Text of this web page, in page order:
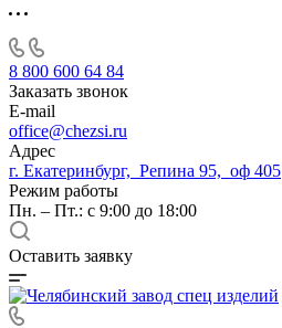
8 800 600 64 84
Заказать звонок
E-mail
office@chezsi.ru
Адрес
г. Екатеринбург, Репина 95, оф 405
Режим работы
Пн. – Пт.: с 9:00 до 18:00
Оставить заявку